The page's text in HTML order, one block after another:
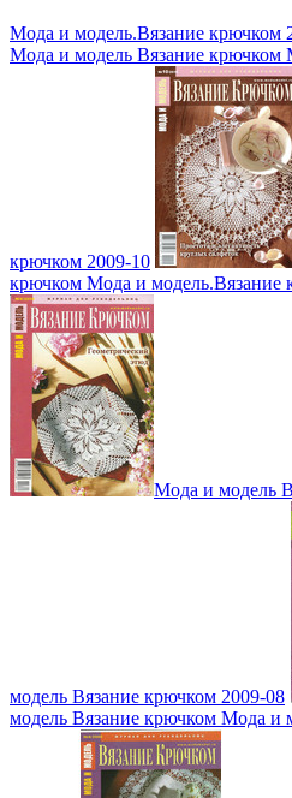
Мода и модель.Вязание крючком
Мода и модель Вязание крючком
крючком 2009-10
крючком Мода и модель.Вязание
Мода и модель
модель Вязание крючком 2009-08
модель Вязание крючком Мода и